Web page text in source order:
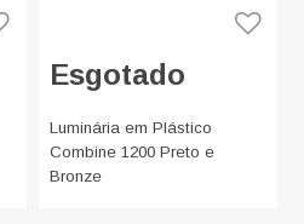
Esgotado
Luminária em Plástico
Combine 1200 Preto e
Bronze